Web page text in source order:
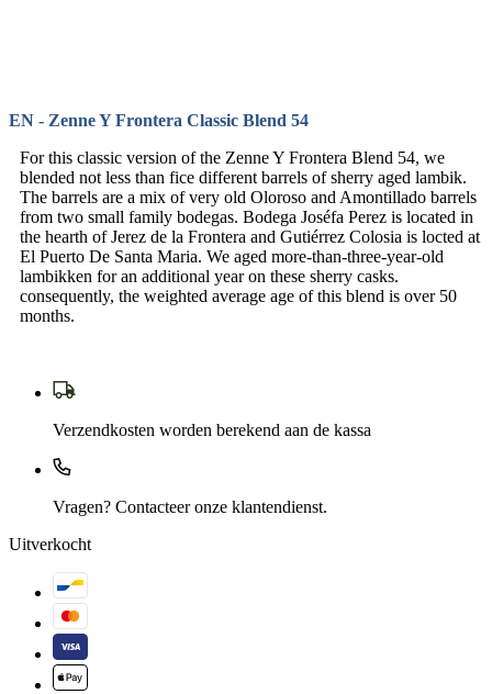
EN - Zenne Y Frontera Classic Blend 54
For this classic version of the Zenne Y Frontera Blend 54, we
blended not less than fice different barrels of sherry aged lambik.
The barrels are a mix of very old Oloroso and Amontillado barrels
from two small family bodegas. Bodega Joséfa Perez is located in
the hearth of Jerez de la Frontera and Gutiérrez Colosia is locted at
El Puerto De Santa Maria. We aged more-than-three-year-old
lambikken for an additional year on these sherry casks.
consequently, the weighted average age of this blend is over 50
months.
Verzendkosten worden berekend aan de kassa
Vragen? Contacteer onze klantendienst.
Uitverkocht